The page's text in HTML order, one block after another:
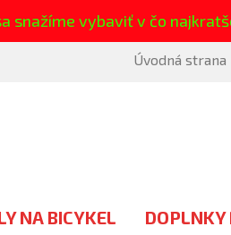
snažíme vybaviť v čo
Úvodná strana
NA BICYKEL DOPLNKY